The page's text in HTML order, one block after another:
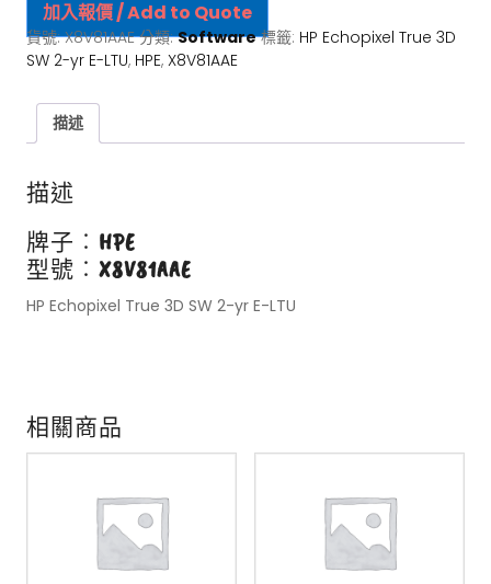
加入報價 / Add to Quote
貨號:X8V81AAE 分類:Software 標籤: HP Echopixel True 3D
SW 2-yr E-LTU, HPE, X8V81AAE
描述
描述
牌子︰ HPE
型號︰ X8V81AAE
HP Echopixel True 3D SW 2-yr E-LTU
相關商品